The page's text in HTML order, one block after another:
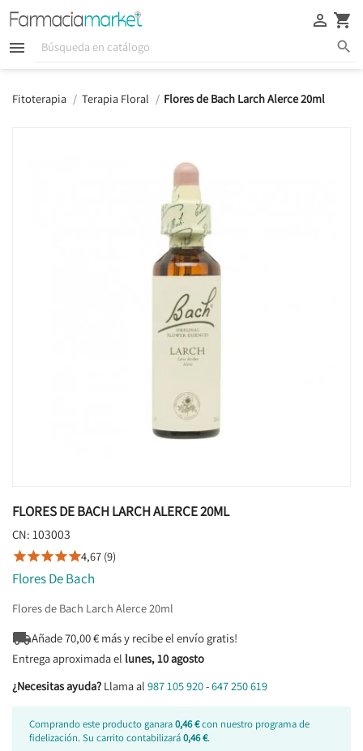
  
 
Fitoterapia Terapia Floral Flores de Bach Larch Alerce 20ml
FLORES DE BACH LARCH ALERCE 20ML
CN: 103003
4,67 (9)
Flores De Bach
Flores de Bach Larch Alerce 20ml
Añade70,00€ más y recibe el envío gratis!
Entrega aproximada el lunes, 10 agosto
¿Necesitas ayuda? Llama al 987 105 920-647 250 619
Comprando este producto ganara0,46 €con nuestro programa de
fidelización. Su carrito contabilizará0,46 €.